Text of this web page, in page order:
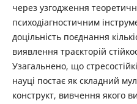
через узгодження
психодіагностичним
доцільність поєднання
виявлення траєкторій
Узагальнено, що
науці постає як складний
конструкт, вивчення якого